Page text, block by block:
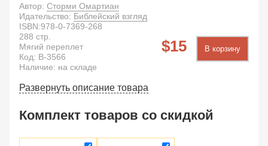
Автор: Сторми Омартиан
Идательство: Библейский взгляд
15 В корзину
ISBN:978-0-7369-268
288 стр.
Мягий переплет
Код: B-3566
Наличие: на складе
Развернуть описание товара
Комплект товаров со скидкой